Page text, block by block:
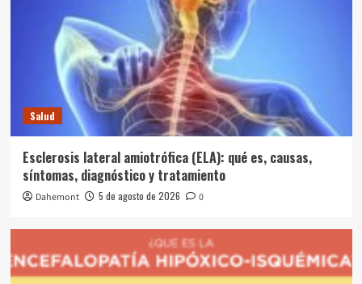
Salud
Esclerosis lateral amiotrófica (ELA): qué es, causas,
síntomas, diagnóstico y tratamiento
Dahemont 5 de agosto de 2026 0